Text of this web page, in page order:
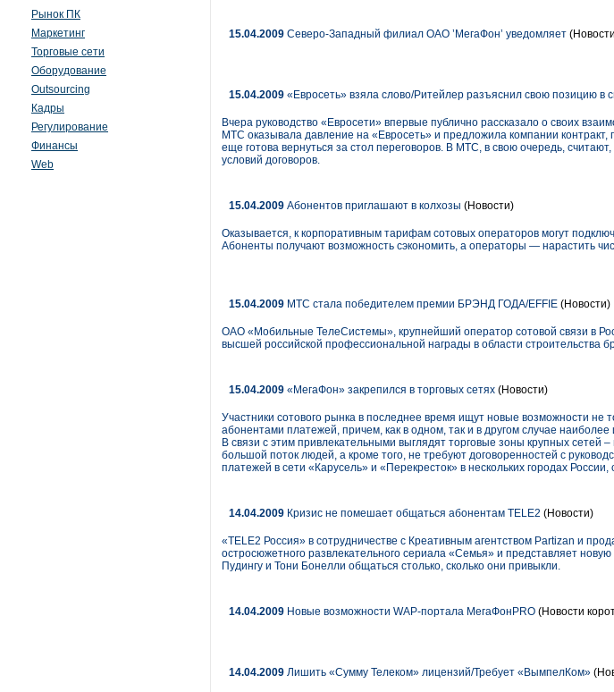
Рынок ПК
Маркетинг
Торговые сети
Оборудование
Outsourcing
Кадры
Регулирование
Финансы
Web
15.04.2009 Северо-Западный филиал ОАО ’МегаФон’ уведомляет
15.04.2009 «Евросеть» взяла слово/Ритейлер разъяснил свою позицию в
Вчера руководство «Евросети» впервые публично рассказало о своих
МТС оказывала давление на «Евросеть» и предложила компании
еще готова вернуться за стол переговоров. В МТС, в свою очередь,
условий договоров.
15.04.2009 Абонентов приглашают в колхозы (Новости)
Оказывается, к корпоративным тарифам сотовых операторов могут
Абоненты получают возможность сэкономить, а операторы — нарастить
15.04.2009 МТС стала победителем премии БРЭНД ГОДА/EFFIE (Новости)
ОАО «Мобильные ТелеСистемы», крупнейший оператор сотовой связи в
высшей российской профессиональной награды в области строительства
15.04.2009 «МегаФон» закрепился в торговых сетях (Новости)
Участники сотового рынка в последнее время ищут новые возможности не
абонентами платежей, причем, как в одном, так и в другом случае
В связи с этим привлекательными выглядят торговые зоны крупных
большой поток людей, а кроме того, не требуют договоренностей с
платежей в сети «Карусель» и «Перекресток» в нескольких городах
14.04.2009 Кризис не помешает общаться абонентам TELE2 (Новости)
«TELE2 Россия» в сотрудничестве с Креативным агентством Partizan и
остросюжетного развлекательного сериала «Семья» и представляет
Пудингу и Тони Бонелли общаться столько, сколько они привыкли.
14.04.2009 Новые возможности WAP-портала МегаФонPRO (Новости
14.04.2009 Лишить «Сумму Телеком» лицензий/Требует «ВымпелКом»